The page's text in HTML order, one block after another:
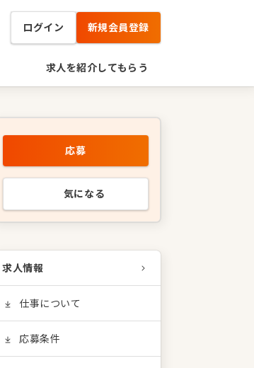
ログイン 新規会員登録
求人を紹介してもらう
応募
気になる
求人情報
仕事について
応募条件